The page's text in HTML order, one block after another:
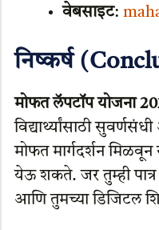
वेबसाइट:
निष्कर्ष
मोफत लॅपटॉप योजना
विद्यार्थ्यांसाठी
मोफत मार्गदर्शन मिळवून
येऊ शकते. जर तुम्ही
आणि तुमच्या डिजिटल